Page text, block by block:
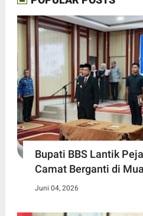
Bupati BBS Lantik
Camat Berganti di
Juni 04, 2026